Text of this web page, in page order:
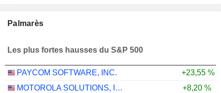
Palmarès
Les plus fortes hausses du S&P 500
PAYCOM SOFTWARE, INC.
+23,55 %
MOTOROLA SOLUTIONS, INC.
+8,20 %